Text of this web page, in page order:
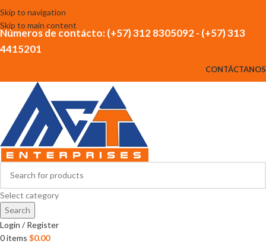
Skip to navigation
Skip to main content
Números de contácto: (+57) 312 8305092 - (+57) 313
4415201
CONTÁCTANOS
Select category
Search
Login / Register
0items $0.00